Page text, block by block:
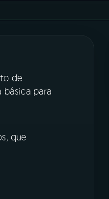
de
para
que